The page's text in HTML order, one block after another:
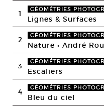
1 GÉOMÉTRIES
Lignes & Surfaces
2 GÉOMÉTRIES
Nature • André
3 GÉOMÉTRIES
Escaliers
4 GÉOMÉTRIES
Bleu du ciel